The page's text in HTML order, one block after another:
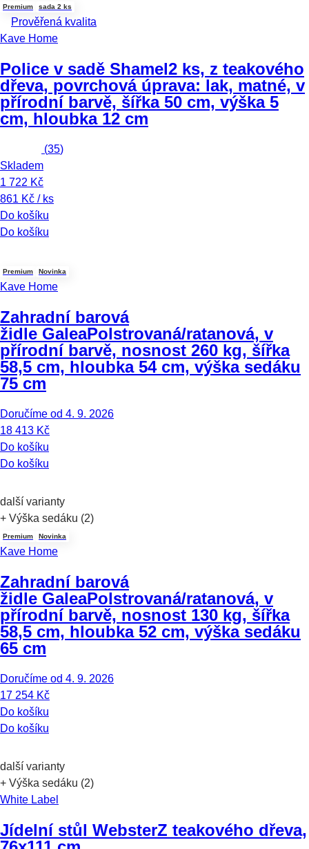
Premium sada 2 ks
Prověřená kvalita
Kave Home
Police v sadě Shamel2 ks, z teakového
dřeva, povrchová úprava: lak, matné, v
přírodní barvě, šířka 50 cm, výška 5
cm, hloubka 12 cm
(35)
Skladem
1 722 Kč
861 Kč / ks
Do košíku
Do košíku
Premium Novinka
Kave Home
Zahradní barová
židle GaleaPolstrovaná/ratanová, v
přírodní barvě, nosnost 260 kg, šířka
58,5 cm, hloubka 54 cm, výška sedáku
75 cm
Doručíme od 4. 9. 2026
18 413 Kč
Do košíku
Do košíku
další varianty
+ Výška sedáku (2)
Premium Novinka
Kave Home
Zahradní barová
židle GaleaPolstrovaná/ratanová, v
přírodní barvě, nosnost 130 kg, šířka
58,5 cm, hloubka 52 cm, výška sedáku
65 cm
Doručíme od 4. 9. 2026
17 254 Kč
Do košíku
Do košíku
další varianty
+ Výška sedáku (2)
White Label
Jídelní stůl WebsterZ teakového dřeva,